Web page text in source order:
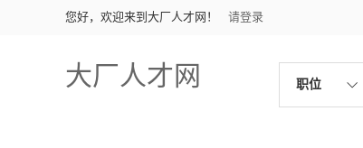
您好，欢迎来到大厂人才网！ 请登录
大厂人才网 职位